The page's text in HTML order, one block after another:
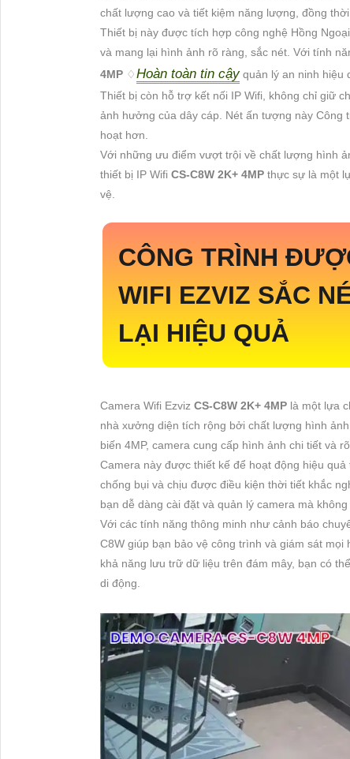
chất lượng cao và tiết kiệm năng lượng, đồng
Thiết bị này được tích hợp công nghệ Hồng
và mang lại hình ảnh rõ ràng, sắc nét. Với tính
4MP ♢Hoàn toàn tin cậyquản lý an ninh hiệu
Thiết bị còn hỗ trợ kết nối IP Wifi, không chỉ giữ
ảnh hưởng của dây cáp. Nét ấn tượng này
hoạt hơn.
Với những ưu điểm vượt trội về chất lượng hình
thiết bị IP Wifi CS-C8W 2K+ 4MP thực sự là một
vệ.
CÔNG TRÌNH
WIFI EZVIZ SẮC
LẠI HIỆU QUẢ
Camera Wifi Ezviz CS-C8W 2K+ 4MP là một lựa
nhà xưởng diện tích rộng bởi chất lượng hình
biến 4MP, camera cung cấp hình ảnh chi tiết và
Camera này được thiết kế để hoạt động hiệu
chống bụi và chịu được điều kiện thời tiết khắc
bạn dễ dàng cài đặt và quản lý camera mà
Với các tính năng thông minh như cảnh báo
C8W giúp bạn bảo vệ công trình và giám sát
khả năng lưu trữ dữ liệu trên đám mây, bạn có
di động.